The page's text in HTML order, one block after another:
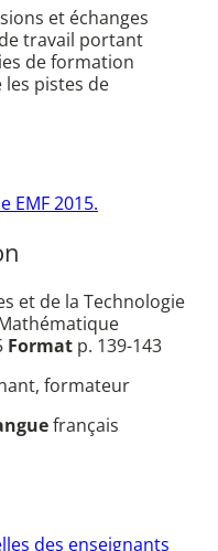
et échanges
travail portant
de formation
pistes de
EMF 2015.
et de la Technologie
Format p. 139-143
formateur
français
des enseignants